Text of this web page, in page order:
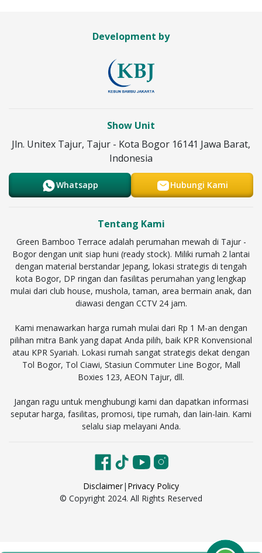
Show Unit
Jln. Unitex Tajur, Tajur - Kota Bogor 16141 Jawa Barat,
Indonesia
Whatsapp Hubungi Kami
Development by
Tentang Kami
Green Bamboo Terrace adalah perumahan mewah di Tajur -
Bogor dengan unit siap huni (ready stock). Miliki rumah 2 lantai
dengan material berstandar Jepang, lokasi strategis di tengah
kota Bogor, DP ringan dan fasilitas perumahan yang lengkap
mulai dari club house, mushola, taman, area bermain anak, dan
diawasi dengan CCTV 24 jam.
Kami menawarkan harga rumah mulai dari Rp 1 M-an dengan
pilihan mitra Bank yang dapat Anda pilih, baik KPR Konvensional
atau KPR Syariah. Lokasi rumah sangat strategis dekat dengan
Tol Bogor, Tol Ciawi, Stasiun Commuter Line Bogor, Mall
Boxies 123, AEON Tajur, dll.
Jangan ragu untuk menghubungi kami dan dapatkan informasi
seputar harga, fasilitas, promosi, tipe rumah, dan lain-lain. Kami
selalu siap melayani Anda.
Disclaimer| Privacy Policy
© Copyright 2024. All Rights Reserved